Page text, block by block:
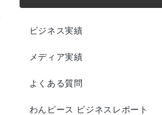
ビジネス実績
メディア実績
よくある質問
わんピース ビジネスレポート